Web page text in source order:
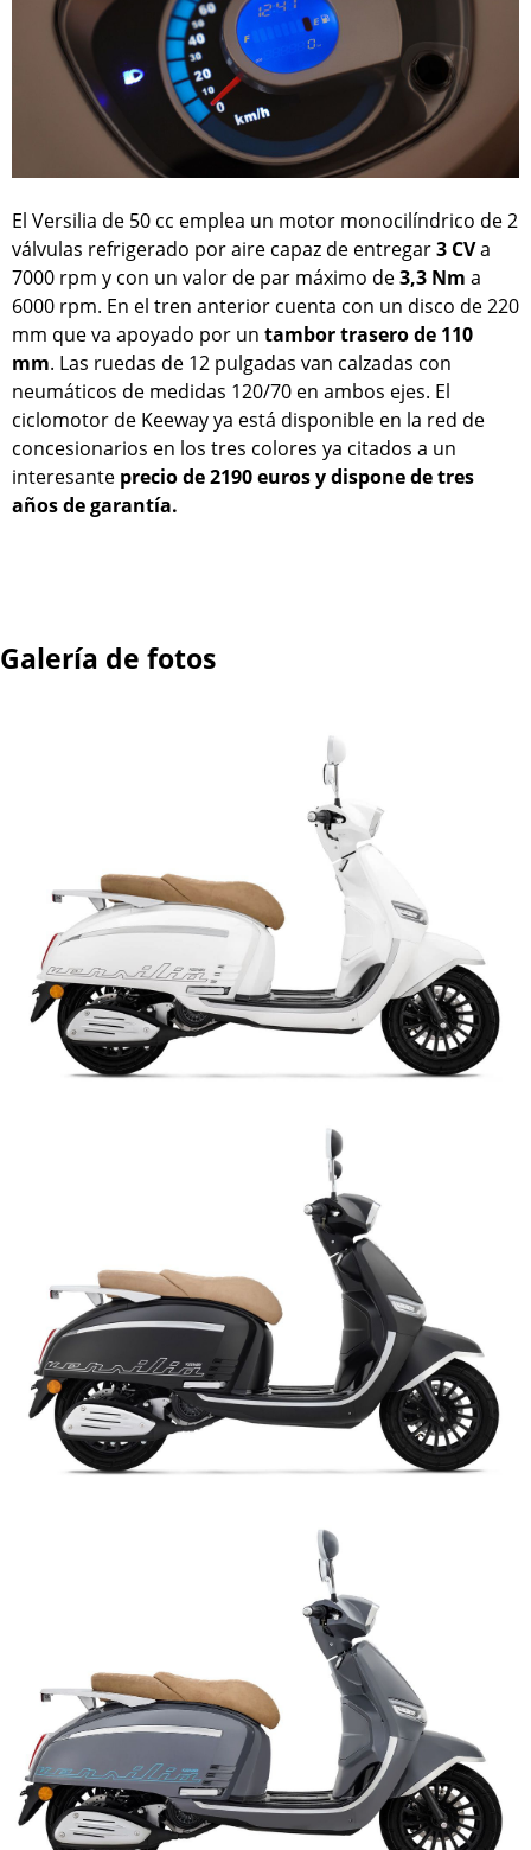
El Versilia de 50 cc emplea un motor monocilíndrico de 2
válvulas refrigerado por aire capaz de entregar3 CVa
7000 rpm y con un valor de par máximo de3,3 Nm a
6000 rpm. En el tren anterior cuenta con un disco de 220
mm que va apoyado por un tambor trasero de 110
mm. Las ruedas de 12 pulgadas van calzadas con
neumáticos de medidas 120/70 en ambos ejes. El
ciclomotor de Keeway ya está disponible en la red de
concesionarios en los tres colores ya citados a un
interesante precio de 2190 euros y dispone de tres
años de garantía.
Galería de fotos